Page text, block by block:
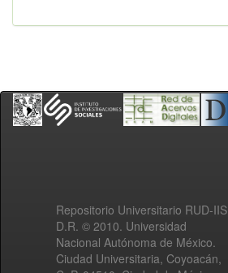
Repositorio Universitario RUD-IIS
D.R. © 2010. Universidad
Nacional Autónoma de México.
Ciudad Universitaria, Coyoacán,